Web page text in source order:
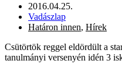
2016.04.25.
Vadászlap
Határon innen, Hírek
Csütörtök reggel eldördült a
tanulmányi versenyén idén 3